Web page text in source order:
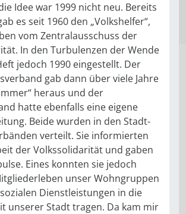
Idee war 1999 nicht neu. Bereits
es seit 1960 den „Volkshelfer“,
vom Zentralausschuss der
In den Turbulenzen der Wende
jedoch 1990 eingestellt. Der
gab dann über viele Jahre
heraus und der
hatte ebenfalls eine eigene
Beide wurden in den Stadt-
verteilt. Sie informierten
der Volkssolidarität und gaben
Eines konnten sie jedoch
unser Wohngruppen
Dienstleistungen in die
unserer Stadt tragen. Da kam mir